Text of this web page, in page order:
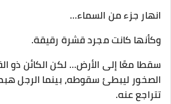
انهار جزء من السماء…
وكأنها كانت مجرد قشرة رقيقة.
سقطا معًا إلى الأرض… لكن الكائن ذو
الصخور ليبطئ سقوطه، بينما الرجل
تتراجع عنه.